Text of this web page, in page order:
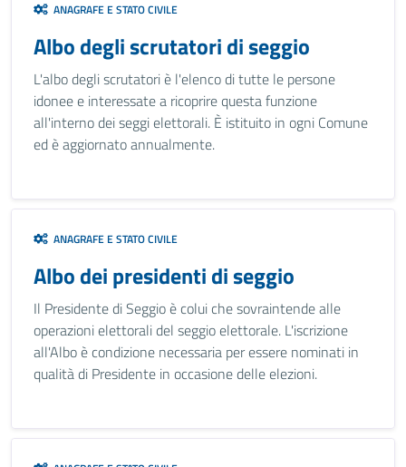
ANAGRAFE E STATO CIVILE
Albo degli scrutatori di seggio
L'albo degli scrutatori è l'elenco di tutte le persone
idonee e interessate a ricoprire questa funzione
all'interno dei seggi elettorali. È istituito in ogni Comune
ed è aggiornato annualmente.
ANAGRAFE E STATO CIVILE
Albo dei presidenti di seggio
Il Presidente di Seggio è colui che sovraintende alle
operazioni elettorali del seggio elettorale. L'iscrizione
all'Albo è condizione necessaria per essere nominati in
qualità di Presidente in occasione delle elezioni.